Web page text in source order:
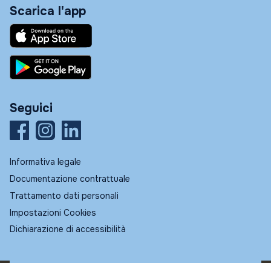
Scarica l'app
Seguici
Informativa legale
Documentazione contrattuale
Trattamento dati personali
Impostazioni Cookies
Dichiarazione di accessibilità